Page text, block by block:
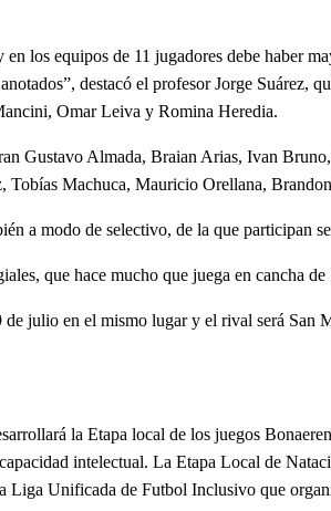
en los equipos de 11 jugadores debe haber
destacó el profesor Jorge Suárez,
Omar Leiva y Romina Heredia.
Gustavo Almada, Braian Arias, Ivan
Tobías Machuca, Mauricio Orellana,
a modo de selectivo, de la que participan
que hace mucho que juega en cancha
de julio en el mismo lugar y el rival será San
la Etapa local de los juegos
intelectual. La Etapa Local de
Liga Unificada de Futbol Inclusivo que